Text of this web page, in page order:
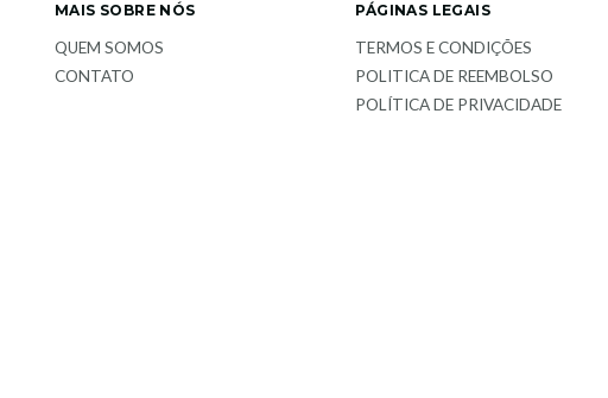
MAIS SOBRE NÓS
QUEM SOMOS
CONTATO
PÁGINAS LEGAIS
TERMOS E CONDIÇÕES
POLITICA DE REEMBOLSO
POLÍTICA DE PRIVACIDADE